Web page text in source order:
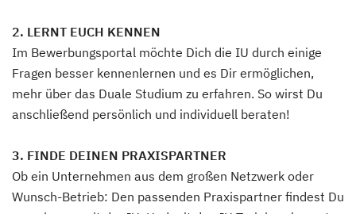
2. LERNT EUCH KENNEN
Im Bewerbungsportal möchte Dich die IU durch einige
Fragen besser kennenlernen und es Dir ermöglichen,
mehr über das Duale Studium zu erfahren. So wirst Du
anschließend persönlich und individuell beraten!
3. FINDE DEINEN PRAXISPARTNER
Ob ein Unternehmen aus dem großen Netzwerk oder
Wunsch-Betrieb: Den passenden Praxispartner findest Du